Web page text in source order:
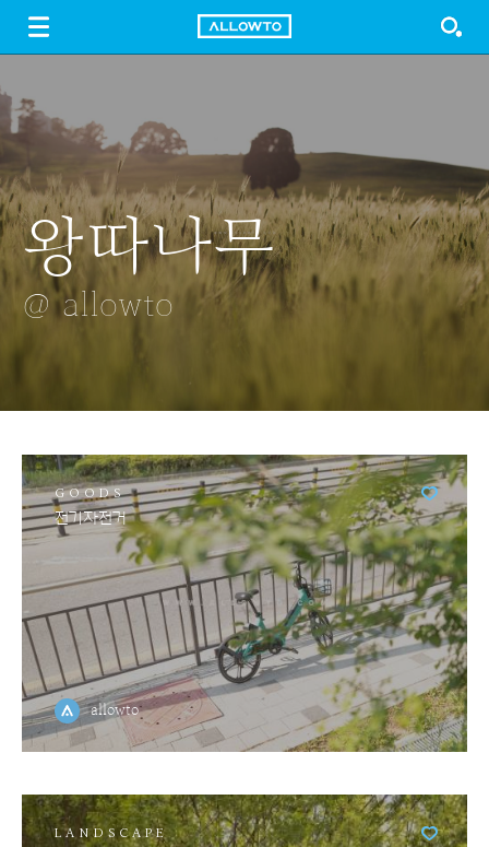
FREE DOWNLOAD GUIDE
왕따나무
@ allowto
발자국
@ allowto
풍경소리
@ allowto
남한산성에서
본 서울야경
@ allowto
레몬
@ allowto
GOODS
전기자전거
allowto
LANDSCAPE